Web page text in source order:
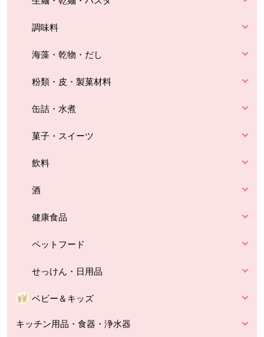
調味料
海藻・乾物・だし
粉類・皮・製菓材料
缶詰・水煮
菓子・スイーツ
飲料
酒
健康食品
ペットフード
せっけん・日用品
ベビー＆キッズ
キッチン用品・食器・浄水器